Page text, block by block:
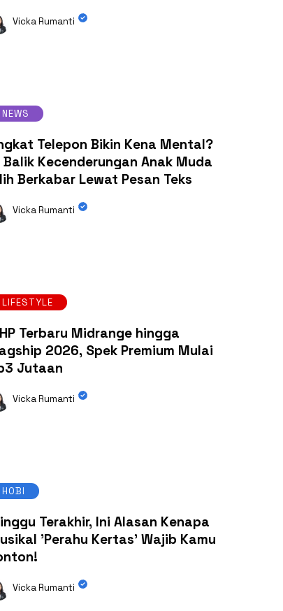
Vicka Rumanti
NEWS
Telepon Bikin Kena Mental?
Balik Kecenderungan Anak Muda
Berkabar Lewat Pesan Teks
Vicka Rumanti
LIFESTYLE
Terbaru Midrange hingga
2026, Spek Premium Mulai
Jutaan
Vicka Rumanti
HOBI
Terakhir, Ini Alasan Kenapa
'Perahu Kertas' Wajib Kamu
Vicka Rumanti